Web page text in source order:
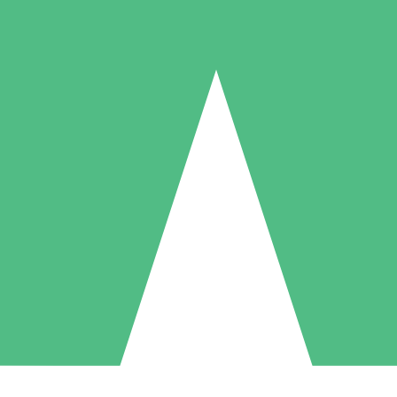
Individuelle Credit-Pakete
nach Bedarf mit Download-Credits. Keine monatliche Verpflichtung